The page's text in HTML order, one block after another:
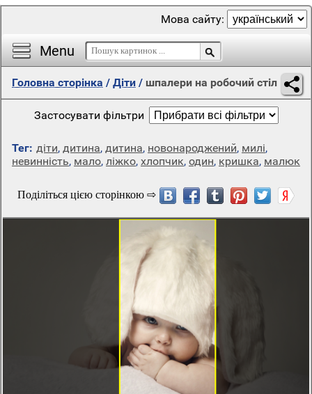
Menu
Мова сайту:
Головна сторінка / Діти / шпалери на робочий стіл
Застосувати фільтри
Тег: діти, дитина, дитина, новонароджений, милі,
невинність, мало, ліжко, хлопчик, один, кришка, малюк